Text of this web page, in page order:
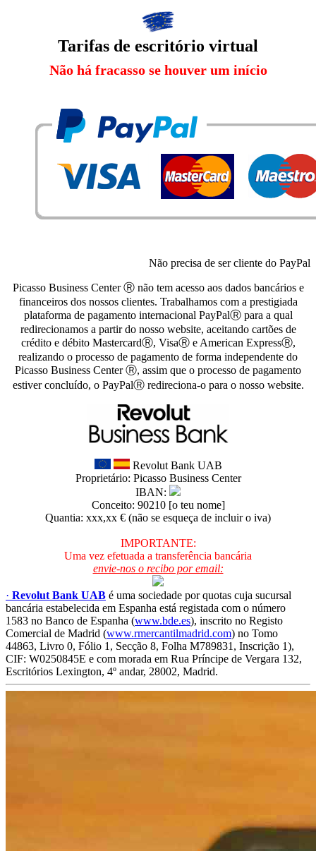
Tarifas de escritório virtual
Não há fracasso se houver um início
Não precisa de ser cliente do PayPal
Picasso Business Center Ⓡ não tem acesso aos dados bancários e
financeiros dos nossos clientes. Trabalhamos com a prestigiada
plataforma de pagamento internacional PayPalⓇ para a qual
redirecionamos a partir do nosso website, aceitando cartões de
crédito e débito MastercardⓇ, VisaⓇ e American ExpressⓇ,
realizando o processo de pagamento de forma independente do
Picasso Business Center Ⓡ, assim que o processo de pagamento
estiver concluído, o PayPalⓇ redireciona-o para o nosso website.
Revolut Bank UAB
Proprietário: Picasso Business Center
IBAN:
Conceito: 90210 [o teu nome]
Quantia: xxx,xx € (não se esqueça de incluir o iva)
IMPORTANTE:
Uma vez efetuada a transferência bancária
envie-nos o recibo por email:
· Revolut Bank UAB é uma sociedade por quotas cuja sucursal
bancária estabelecida em Espanha está registada com o número
1583 no Banco de Espanha (www.bde.es), inscrito no Registo
Comercial de Madrid (www.rmercantilmadrid.com) no Tomo
44863, Livro 0, Fólio 1, Secção 8, Folha M789831, Inscrição 1),
CIF: W0250845E e com morada em Rua Príncipe de Vergara 132,
Escritórios Lexington, 4º andar, 28002, Madrid.